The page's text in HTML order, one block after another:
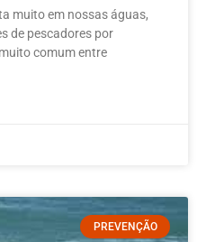
muito em nossas águas,
de pescadores por
comum entre
PREVENÇÃO